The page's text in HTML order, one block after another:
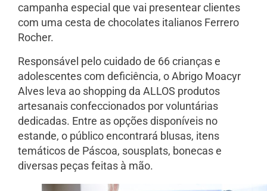
campanha especial que vai presentear clientes
com uma cesta de chocolates italianos Ferrero
Rocher.
Responsável pelo cuidado de 66 crianças e
adolescentes com deficiência, o Abrigo Moacyr
Alves leva ao shopping da ALLOS produtos
artesanais confeccionados por voluntárias
dedicadas. Entre as opções disponíveis no
estande, o público encontrará blusas, itens
temáticos de Páscoa, sousplats, bonecas e
diversas peças feitas à mão.